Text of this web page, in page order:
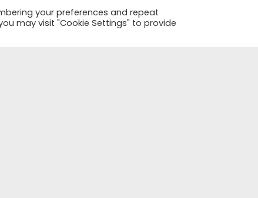
your preferences and repeat
may visit "Cookie Settings" to provide